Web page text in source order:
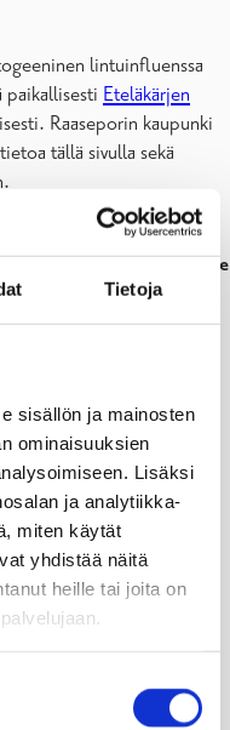
Tietoja
sisällön ja mainosten
ominaisuuksien
Lisäksi
ja analytiikka-
miten käytät
yhdistää näitä
heille tai joita on
lintuinfluenssa
paikallisesti Eteläkärjen
Raaseporin kaupunki
tällä sivulla sekä
ja yksittäisistä
Raaseporin alueellatulee
lintujen ulkonapitokielto
huolellisesti.